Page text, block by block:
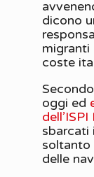
dicono
migranti
coste
oggi ed
sbarcati
soltanto
delle